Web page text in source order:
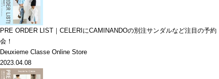
PRE ORDER LIST｜CELERIにCAMINANDOの別注サンダルなど注目の予約
会！
Deuxieme Classe Online Store
2023.04.08